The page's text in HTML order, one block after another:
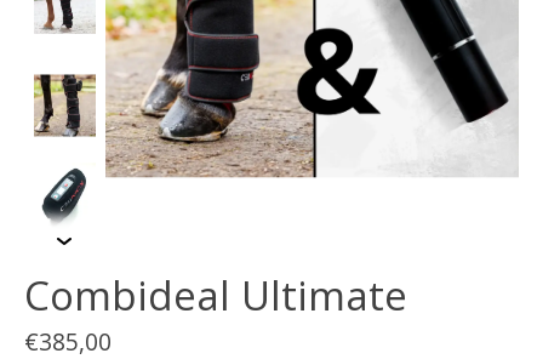
Combideal Ultimate
€385,00